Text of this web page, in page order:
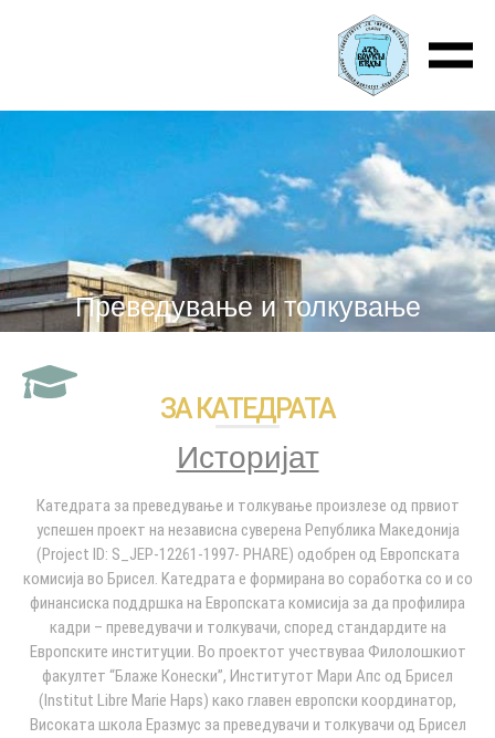
Преведување и толкување
ЗА КАТЕДРАТА
Историјат
Катедрата за преведување и толкување произлезе од првиот
успешен проект на независна суверена Република Македонија
(Project ID: S_JEP-12261-1997- PHARE) одобрен од Европската
комисија во Брисел. Kатедрата e формирана во соработка со и со
финансиска поддршка на Европската комисија за да профилира
кадри – преведувачи и толкувачи, според стандардите на
Европските институции. Во проектот учествуваа Филолошкиот
факултет “Блаже Конески”, Институтoт Мари Апс од Брисел
(Institut Libre Marie Haps) како главен европски координатор,
Високата школа Еразмус за преведувачи и толкувачи од Брисел